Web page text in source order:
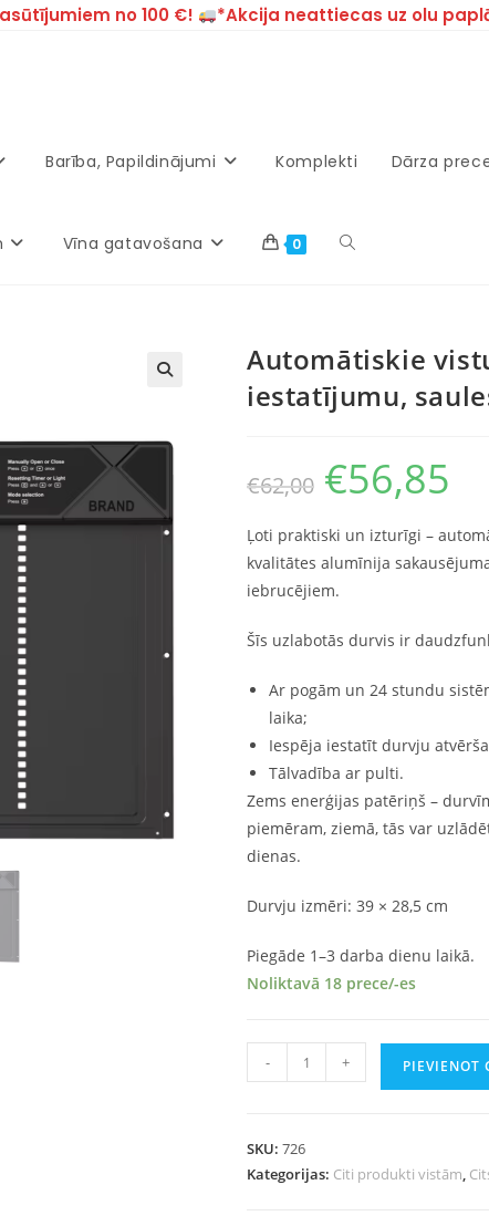
no 100 €! *Akcija neattiecas uz olu
Barība, Papildinājumi Komplekti Dārza
Vīna gatavošana 0
Automātiskie
iestatījumu,
€62,00 €56,85
Ļoti praktiski un izturīgi –
kvalitātes alumīnija
iebrucējiem.
Šīs uzlabotās durvis ir
Ar pogām un 24 stundu
laika;
Iespēja iestatīt durvju
Tālvadība ar pulti.
Zems enerģijas patēriņš –
piemēram, ziemā, tās var
dienas.
Durvju izmēri: 39 × 28,5 cm
Piegāde 1–3 darba dienu laikā.
Noliktavā 18 prece/-es
- + PIEVIENOT
SKU: 726
Kategorijas: Citi produkti vistām,